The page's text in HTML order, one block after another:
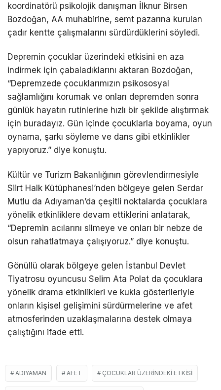
koordinatörü psikolojik danışman İlknur Birsen
Bozdoğan, AA muhabirine, semt pazarına kurulan
çadır kentte çalışmalarını sürdürdüklerini söyledi.
Depremin çocuklar üzerindeki etkisini en aza
indirmek için çabaladıklarını aktaran Bozdoğan,
“Depremzede çocuklarımızın psikososyal
sağlamlığını korumak ve onları depremden sonra
günlük hayatın rutinlerine hızlı bir şekilde alıştırmak
için buradayız. Gün içinde çocuklarla boyama, oyun
oynama, şarkı söyleme ve dans gibi etkinlikler
yapıyoruz.” diye konuştu.
Kültür ve Turizm Bakanlığının görevlendirmesiyle
Siirt Halk Kütüphanesi’nden bölgeye gelen Serdar
Mutlu da Adıyaman’da çeşitli noktalarda çocuklara
yönelik etkinliklere devam ettiklerini anlatarak,
“Depremin acılarını silmeye ve onları bir nebze de
olsun rahatlatmaya çalışıyoruz.” diye konuştu.
Gönüllü olarak bölgeye gelen İstanbul Devlet
Tiyatrosu oyuncusu Selim Ata Polat da çocuklara
yönelik drama etkinlikleri ve kukla gösterileriyle
onların kişisel gelişimini sürdürmelerine ve afet
atmosferinden uzaklaşmalarına destek olmaya
çalıştığını ifade etti.
ADIYAMAN AFET ÇOCUKLAR ÜZERINDEKI ETKISI